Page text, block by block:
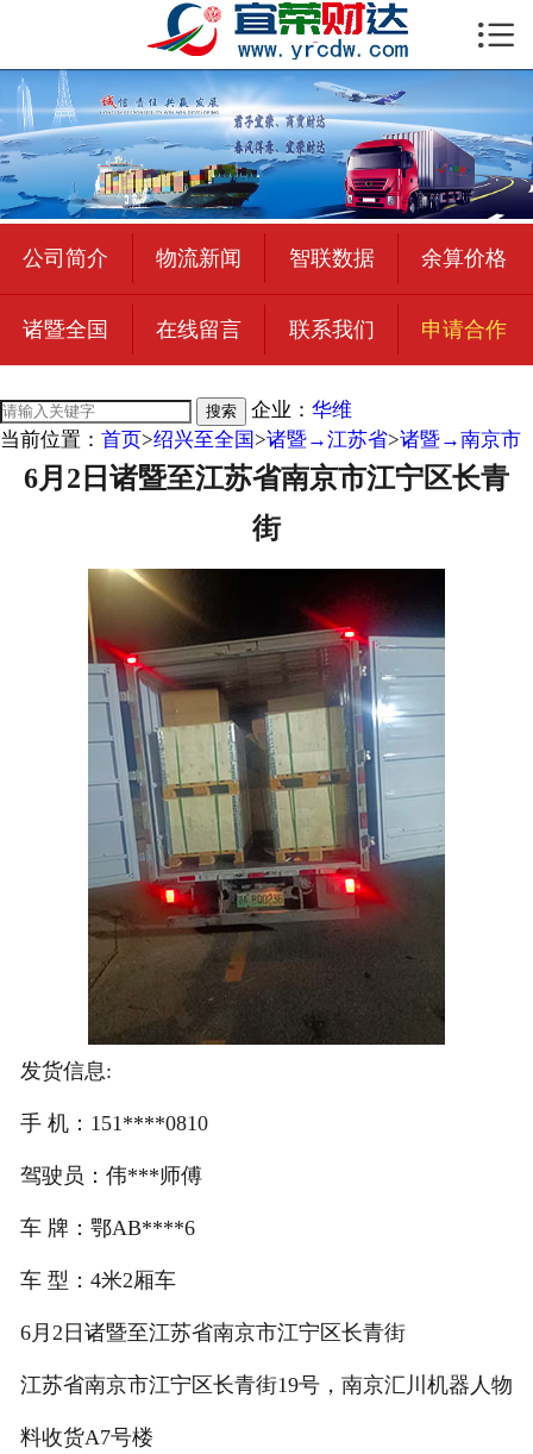
 首页
公司简介
物流新闻
绍兴至全国
合作加盟
宜荣智联
在线留言
注册
登录
在线礼佛
在线许愿

公司简介 物流新闻 智联数据 余算价格
诸暨全国 在线留言 联系我们 申请合作
搜索 企业： 华维
当前位置： 首页>绍兴至全国>诸暨→江苏省>诸暨→南京市
6月2日诸暨至江苏省南京市江宁区长青
街
发货信息:
手 机：151****0810
驾驶员：伟***师傅
车 牌：鄂AB****6
车 型：4米2厢车
6月2日诸暨至江苏省南京市江宁区长青街
江苏省南京市江宁区长青街19号，南京汇川机器人物
料收货A7号楼